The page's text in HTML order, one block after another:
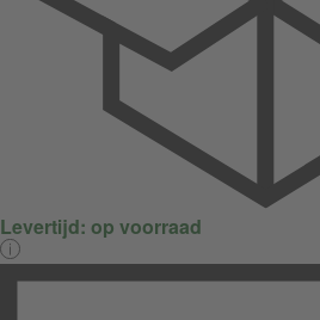
Levertijd: op voorraad